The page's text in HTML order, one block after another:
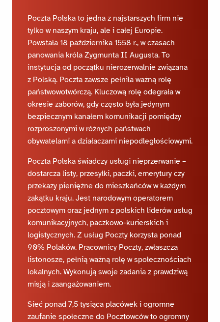
Poczta Polska to jedna z najstarszych firm nie
tylko w naszym kraju, ale i całej Europie.
Powstała 18 października 1558 r., w czasach
panowania króla Zygmunta II Augusta. To
instytucja od początku nierozerwalnie związana
z Polską. Poczta zawsze pełniła ważną rolę
państwowotwórczą. Kluczową rolę odegrała w
okresie zaborów, gdy często była jedynym
bezpiecznym kanałem komunikacji pomiędzy
rozproszonymi w różnych państwach
obywatelami a działaczami niepodległościowymi.
Poczta Polska świadczy usługi nieprzerwanie –
dostarcza listy, przesyłki, paczki, emerytury czy
przekazy pieniężne do mieszkańców w każdym
zakątku kraju. Jest narodowym operatorem
pocztowym oraz jednym z polskich liderów usług
komunikacyjnych, paczkowo-kurierskich i
logistycznych. Z usług Poczty korzysta ponad
90% Polaków. Pracownicy Poczty, zwłaszcza
listonosze, pełnią ważną rolę w społecznościach
lokalnych. Wykonują swoje zadania z prawdziwą
misją i zaangażowaniem.
Sieć ponad 7,5 tysiąca placówek i ogromne
zaufanie społeczne do Pocztowców to ogromny